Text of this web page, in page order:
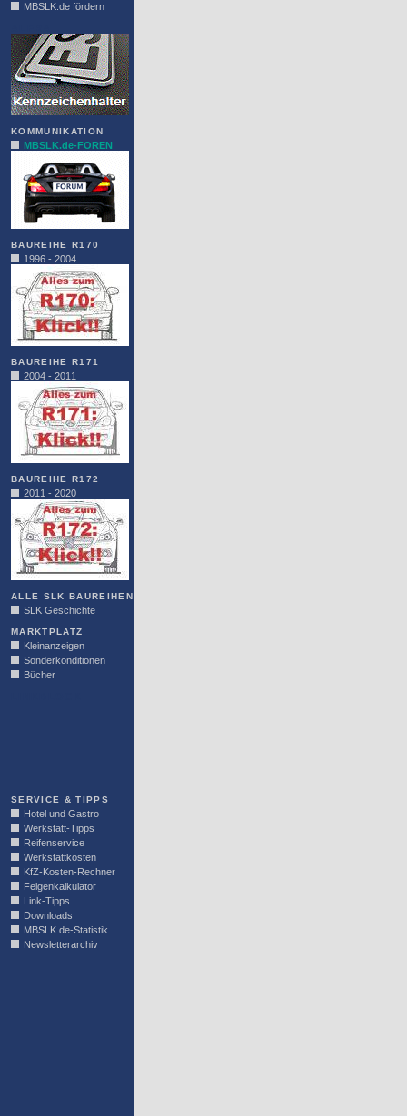
MBSLK.de fördern
KOMMUNIKATION
MBSLK.de-FOREN
BAUREIHE R170
1996 - 2004
BAUREIHE R171
2004 - 2011
BAUREIHE R172
2011 - 2020
ALLE SLK BAUREIHEN
SLK Geschichte
MARKTPLATZ
Kleinanzeigen
Sonderkonditionen
Bücher
SERVICE & TIPPS
Hotel und Gastro
Werkstatt-Tipps
Reifenservice
Werkstattkosten
KfZ-Kosten-Rechner
Felgenkalkulator
Link-Tipps
Downloads
MBSLK.de-Statistik
Newsletterarchiv